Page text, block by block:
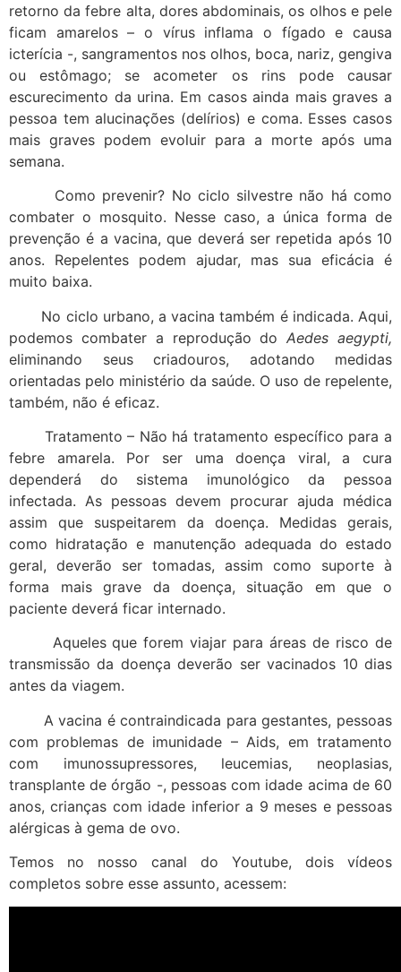
retorno da febre alta, dores abdominais, os olhos e pele
ficam amarelos – o vírus inflama o fígado e causa
icterícia -, sangramentos nos olhos, boca, nariz, gengiva
ou estômago; se acometer os rins pode causar
escurecimento da urina. Em casos ainda mais graves a
pessoa tem alucinações (delírios) e coma. Esses casos
mais graves podem evoluir para a morte após uma
semana.
Como prevenir? No ciclo silvestre não há como
combater o mosquito. Nesse caso, a única forma de
prevenção é a vacina, que deverá ser repetida após 10
anos. Repelentes podem ajudar, mas sua eficácia é
muito baixa.
No ciclo urbano, a vacina também é indicada. Aqui,
podemos combater a reprodução do Aedes aegypti,
eliminando seus criadouros, adotando medidas
orientadas pelo ministério da saúde. O uso de repelente,
também, não é eficaz.
Tratamento – Não há tratamento específico para a
febre amarela. Por ser uma doença viral, a cura
dependerá do sistema imunológico da pessoa
infectada. As pessoas devem procurar ajuda médica
assim que suspeitarem da doença. Medidas gerais,
como hidratação e manutenção adequada do estado
geral, deverão ser tomadas, assim como suporte à
forma mais grave da doença, situação em que o
paciente deverá ficar internado.
Aqueles que forem viajar para áreas de risco de
transmissão da doença deverão ser vacinados 10 dias
antes da viagem.
A vacina é contraindicada para gestantes, pessoas
com problemas de imunidade – Aids, em tratamento
com imunossupressores, leucemias, neoplasias,
transplante de órgão -, pessoas com idade acima de 60
anos, crianças com idade inferior a 9 meses e pessoas
alérgicas à gema de ovo.
Temos no nosso canal do Youtube, dois vídeos
completos sobre esse assunto, acessem: